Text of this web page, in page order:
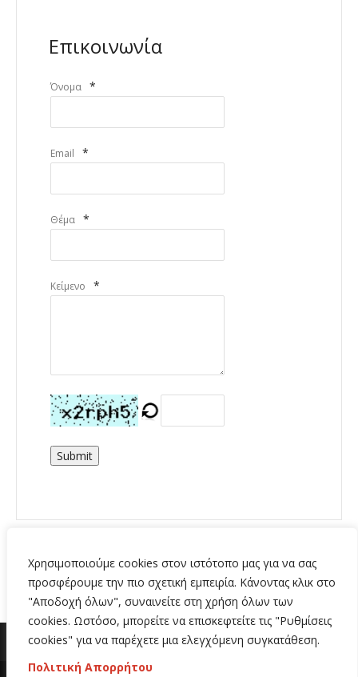
Χρησιμοποιούμε cookies στον ιστότοπο μας για να σας
προσφέρουμε την πιο σχετική εμπειρία. Κάνοντας κλικ στο
"Αποδοχή όλων", συναινείτε στη χρήση όλων των
cookies. Ωστόσο, μπορείτε να επισκεφτείτε τις "Ρυθμίσεις
cookies" για να παρέχετε μια ελεγχόμενη συγκατάθεση.
Πολιτική Απορρήτου
Επικοινωνία
Όνομα *
Email *
Θέμα *
Κείμενο *
Submit